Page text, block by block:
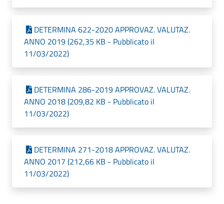
DETERMINA 622-2020 APPROVAZ. VALUTAZ.
ANNO 2019 (262,35 KB - Pubblicato il
11/03/2022)
DETERMINA 286-2019 APPROVAZ. VALUTAZ.
ANNO 2018 (209,82 KB - Pubblicato il
11/03/2022)
DETERMINA 271-2018 APPROVAZ. VALUTAZ.
ANNO 2017 (212,66 KB - Pubblicato il
11/03/2022)